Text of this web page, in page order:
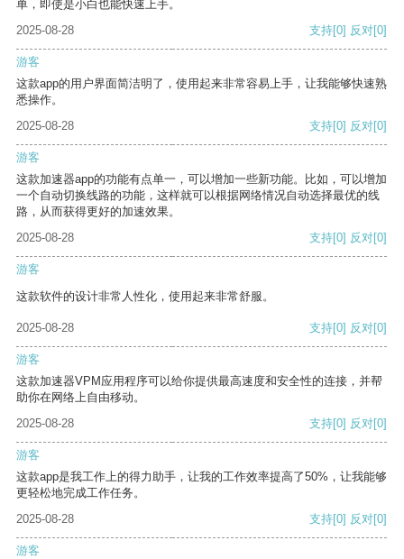
单，即使是小白也能快速上手。
2025-08-28
支持[0] 反对[0]
游客
这款app的用户界面简洁明了，使用起来非常容易上手，让我能够快速熟
悉操作。
2025-08-28
支持[0] 反对[0]
游客
这款加速器app的功能有点单一，可以增加一些新功能。比如，可以增加
一个自动切换线路的功能，这样就可以根据网络情况自动选择最优的线
路，从而获得更好的加速效果。
2025-08-28
支持[0] 反对[0]
游客
这款软件的设计非常人性化，使用起来非常舒服。
2025-08-28 支持[0] 反对[0]
游客
这款加速器VPM应用程序可以给你提供最高速度和安全性的连接，并帮
助你在网络上自由移动。
2025-08-28
支持[0] 反对[0]
游客
这款app是我工作上的得力助手，让我的工作效率提高了50%，让我能够
更轻松地完成工作任务。
2025-08-28
支持[0] 反对[0]
游客